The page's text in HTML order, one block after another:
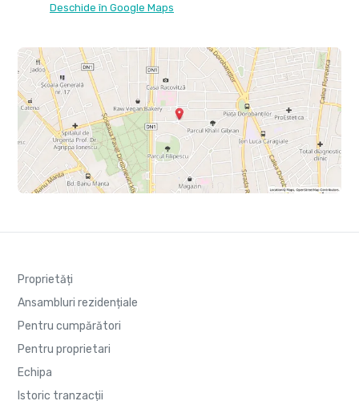
Deschide în Google Maps
Proprietăți
Ansambluri rezidențiale
Pentru cumpărători
Pentru proprietari
Echipa
Istoric tranzacții